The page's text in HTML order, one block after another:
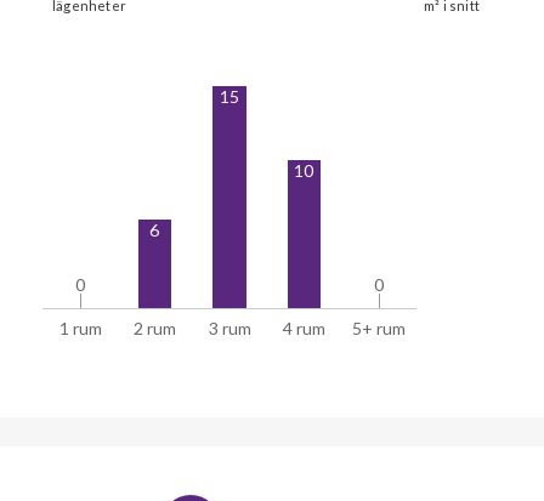
1 rum 2 rum 3 rum 4 rum 5+ rum
0
0
6
15
10
0
0